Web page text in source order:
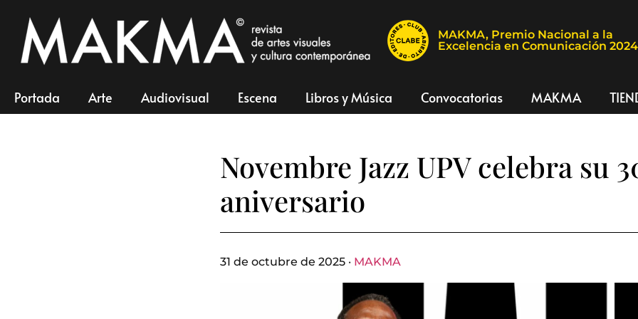
MAKMA, Premio Nacional a la
Excelencia en Comunicación 2024
Portada Arte Audiovisual Escena Libros y Música Convocatorias MAKMA
Novembre Jazz UPV celebra su
aniversario
31 de octubre de 2025 · MAKMA